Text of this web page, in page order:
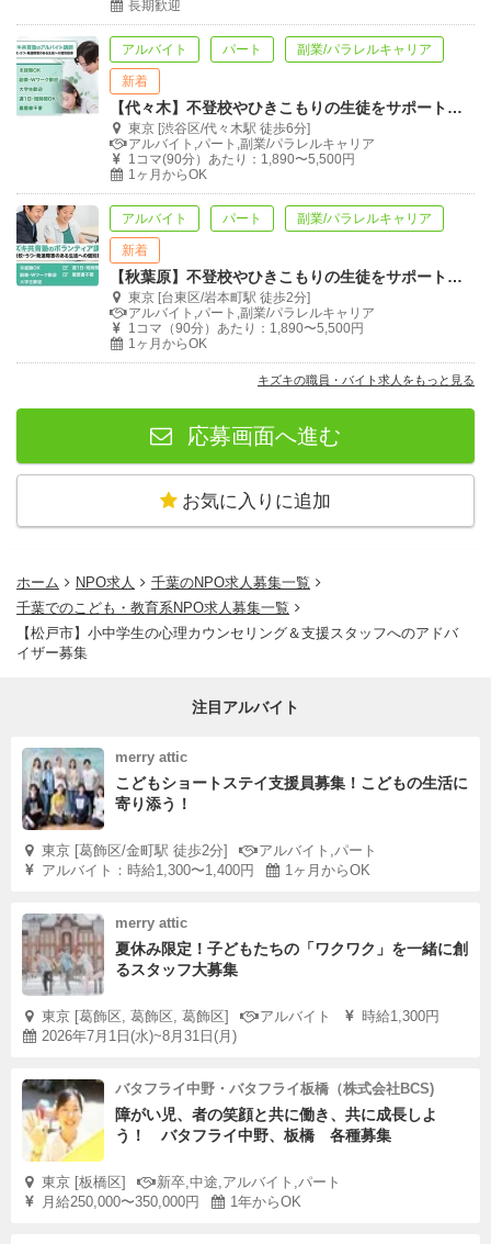
長期歓迎
アルバイト パート 副業/パラレルキャリア
新着
【代々木】不登校やひきこもりの生徒をサポートする学習支援員を募集
東京 [渋谷区/代々木駅 徒歩6分]
アルバイト,パート,副業/パラレルキャリア
1コマ(90分）あたり：1,890〜5,500円
1ヶ月からOK
アルバイト パート 副業/パラレルキャリア
新着
【秋葉原】不登校やひきこもりの生徒をサポートする学習支援員を募集
東京 [台東区/岩本町駅 徒歩2分]
アルバイト,パート,副業/パラレルキャリア
1コマ（90分）あたり：1,890〜5,500円
1ヶ月からOK
キズキの職員・バイト求人をもっと見る
応募画面へ進む
お気に入りに追加
ホーム NPO求人
千葉のNPO求人募集一覧
千葉でのこども・教育系NPO求人募集一覧
【松戸市】小中学生の心理カウンセリング＆支援スタッフへのアドバ
イザー募集
注目アルバイト
merry attic
こどもショートステイ支援員募集！こどもの生活に
寄り添う！
東京 [葛飾区/金町駅 徒歩2分]
アルバイト,パート
アルバイト：時給1,300〜1,400円
1ヶ月からOK
merry attic
夏休み限定！子どもたちの「ワクワク」を一緒に創
るスタッフ大募集
東京 [葛飾区, 葛飾区, 葛飾区] アルバイト
時給1,300円
2026年7月1日(水)~8月31日(月)
バタフライ中野・バタフライ板橋（株式会社BCS)
障がい児、者の笑顔と共に働き、共に成長しよ
う！ バタフライ中野、板橋 各種募集
東京 [板橋区]
新卒,中途,アルバイト,パート
月給250,000〜350,000円
1年からOK